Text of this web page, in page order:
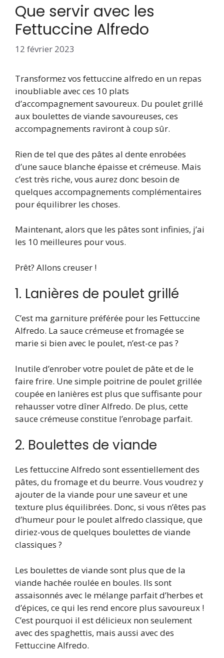
Que servir avec les
Fettuccine Alfredo
12 février 2023
Transformez vos fettuccine alfredo en un repas
inoubliable avec ces 10 plats
d’accompagnement savoureux. Du poulet grillé
aux boulettes de viande savoureuses, ces
accompagnements raviront à coup sûr.
Rien de tel que des pâtes al dente enrobées
d’une sauce blanche épaisse et crémeuse. Mais
c’est très riche, vous aurez donc besoin de
quelques accompagnements complémentaires
pour équilibrer les choses.
Maintenant, alors que les pâtes sont infinies, j’ai
les 10 meilleures pour vous.
Prêt? Allons creuser !
1. Lanières de poulet grillé
C’est ma garniture préférée pour les Fettuccine
Alfredo. La sauce crémeuse et fromagée se
marie si bien avec le poulet, n’est-ce pas ?
Inutile d’enrober votre poulet de pâte et de le
faire frire. Une simple poitrine de poulet grillée
coupée en lanières est plus que suffisante pour
rehausser votre dîner Alfredo. De plus, cette
sauce crémeuse constitue l’enrobage parfait.
2. Boulettes de viande
Les fettuccine Alfredo sont essentiellement des
pâtes, du fromage et du beurre. Vous voudrez y
ajouter de la viande pour une saveur et une
texture plus équilibrées. Donc, si vous n’êtes pas
d’humeur pour le poulet alfredo classique, que
diriez-vous de quelques boulettes de viande
classiques ?
Les boulettes de viande sont plus que de la
viande hachée roulée en boules. Ils sont
assaisonnés avec le mélange parfait d’herbes et
d’épices, ce qui les rend encore plus savoureux !
C’est pourquoi il est délicieux non seulement
avec des spaghettis, mais aussi avec des
Fettuccine Alfredo.